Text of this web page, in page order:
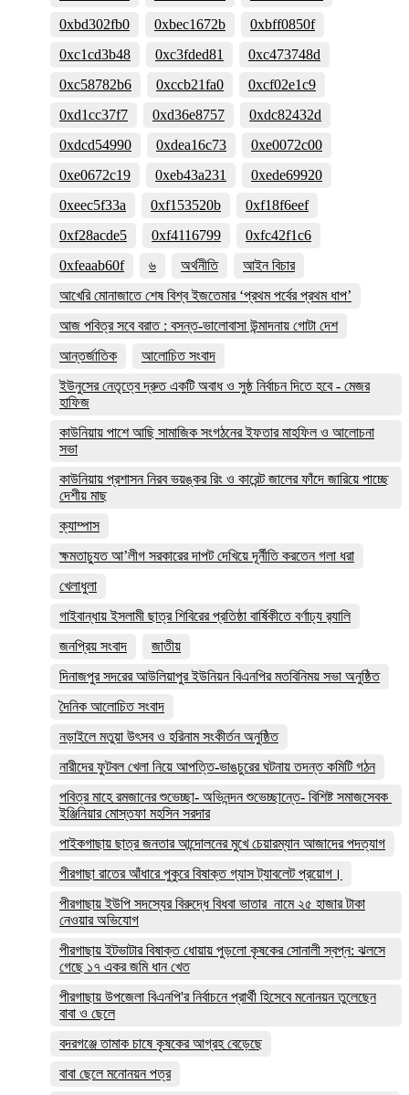
0xbd302fb0
0xbec1672b
0xbff0850f
0xc1cd3b48
0xc3fded81
0xc473748d
0xc58782b6
0xccb21fa0
0xcf02e1c9
0xd1cc37f7
0xd36e8757
0xdc82432d
0xdcd54990
0xdea16c73
0xe0072c00
0xe0672c19
0xeb43a231
0xede69920
0xeec5f33a
0xf153520b
0xf18f6eef
0xf28acde5
0xf4116799
0xfc42f1c6
0xfeaab60f
৬ অর্থনীতি
আইন বিচার
আখেরি মোনাজাতে শেষ বিশ্ব ইজতেমার ‘প্রথম পর্বের প্রথম ধাপ’
আজ পবিত্র সবে বরাত : বসন্ত-ভালোবাসা উন্মাদনায় গোটা দেশ
আন্তর্জাতিক
আলোচিত সংবাদ
ইউনুসের নেতৃত্বে দ্রুত একটি অবাধ ও সুষ্ঠ নির্বাচন দিতে হবে - মেজর
হাফিজ
কাউনিয়ায় পাশে আছি সামাজিক সংগঠনের ইফতার মাহফিল ও আলোচনা
সভা
কাউনিয়ায় প্রশাসন নিরব ভয়ঙ্কর রিং ও কারেন্ট জালের ফাঁদে জারিয়ে পাচ্ছে
দেশীয় মাছ
ক্যাম্পাস
ক্ষমতাচ্যুত আ’লীগ সরকারের দাপট দেখিয়ে দূর্নীতি করতেন গলা ধরা
খেলাধুলা
গাইবান্ধায় ইসলামী ছাত্র শিবিরের প্রতিষ্ঠা বার্ষিকীতে বর্ণাঢ্য র‌্যালি
জনপ্রিয় সংবাদ
জাতীয়
দিনাজপুর সদরের আউলিয়াপুর ইউনিয়ন বিএনপির মতবিনিময় সভা অনুষ্ঠিত
দৈনিক আলোচিত সংবাদ
নড়াইলে মতুয়া উৎসব ও হরিনাম সংকীর্তন অনুষ্ঠিত
নারীদের ফুটবল খেলা নিয়ে আপত্তি-ভাঙচুরের ঘটনায় তদন্ত কমিটি গঠন
পবিত্র মাহে রমজানের শুভেচ্ছা- অভিনন্দন শুভেচ্ছান্তে- বিশিষ্ট সমাজসেবক
ইঞ্জিনিয়ার মোস্তফা মহসিন সরদার
পাইকগাছায় ছাত্র জনতার আন্দোলনের মুখে চেয়ারম্যান আজাদের পদত্যাগ
পীরগাছা রাতের আঁধারে পুকুরে বিষাক্ত গ্যাস ট্যাবলেট প্রয়োগ।
পীরগাছায় ইউপি সদস্যের বিরুদ্ধে বিধবা ভাতার নামে ২৫ হাজার টাকা
নেওয়ার অভিযোগ
পীরগাছায় ইটভাটার বিষাক্ত ধোয়ায় পুড়লো কৃষকের সোনালী স্বপ্ন: ঝলসে
গেছে ১৭ একর জমি ধান খেত
পীরগাছায় উপজেলা বিএনপি'র নির্বাচনে প্রার্থী হিসেবে মনোনয়ন তুলেছেন
বাবা ও ছেলে
বদরগঞ্জে তামাক চাষে কৃষকের আগ্রহ বেড়েছে
বাবা ছেলে মনোনয়ন পত্র